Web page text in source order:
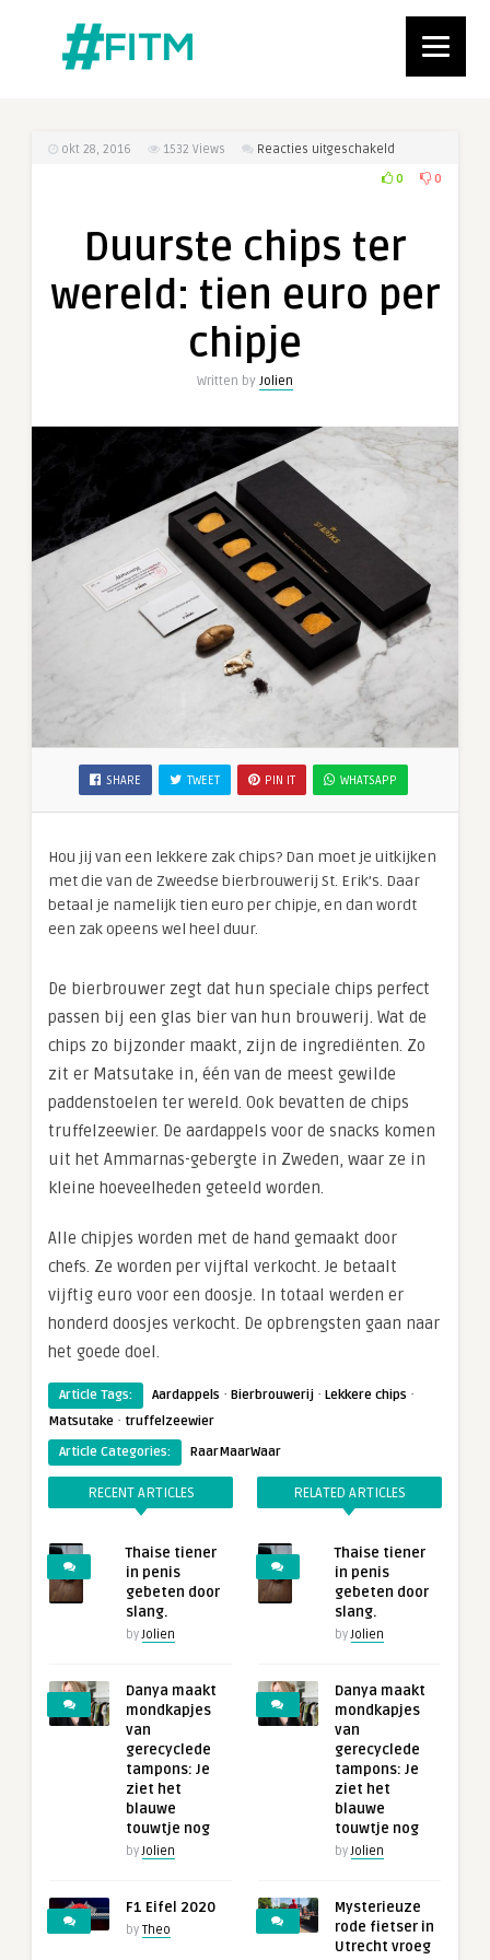
okt 28, 2016 1532 Views Reacties uitgeschakeld
Duurste
wereld:
euro
0 0
Duurste chips ter
wereld: tien euro per
chipje
Written by Jolien
SHARE TWEET PIN IT WHATSAPP
Hou jij van een lekkere zak chips? Dan moet je uitkijken
met die van de Zweedse bierbrouwerij St. Erik’s. Daar
betaal je namelijk tien euro per chipje, en dan wordt
een zak opeens wel heel duur.
De bierbrouwer zegt dat hun speciale chips perfect
passen bij een glas bier van hun brouwerij. Wat de
chips zo bijzonder maakt, zijn de ingrediënten. Zo
zit er Matsutake in, één van de meest gewilde
paddenstoelen ter wereld. Ook bevatten de chips
truffelzeewier. De aardappels voor de snacks komen
uit het Ammarnas-gebergte in Zweden, waar ze in
kleine hoeveelheden geteeld worden.
Alle chipjes worden met de hand gemaakt door
chefs. Ze worden per vijftal verkocht. Je betaalt
vijftig euro voor een doosje. In totaal werden er
honderd doosjes verkocht. De opbrengsten gaan naar
het goede doel.
Article Tags: Aardappels · Bierbrouwerij · Lekkere chips ·
Matsutake · truffelzeewier
Article Categories:
RaarMaarWaar
RECENT ARTICLES
Thaise tiener
in penis
gebeten door
slang.
by Jolien
Danya maakt
mondkapjes
van
gerecyclede
tampons: Je
ziet het
blauwe
touwtje nog
by Jolien
F1 Eifel 2020
by Theo
RELATED ARTICLES
Thaise tiener
in penis
gebeten door
slang.
by Jolien
Danya maakt
mondkapjes
van
gerecyclede
tampons: Je
ziet het
blauwe
touwtje nog
by Jolien
Mysterieuze
rode fietser in
Utrecht vroeg